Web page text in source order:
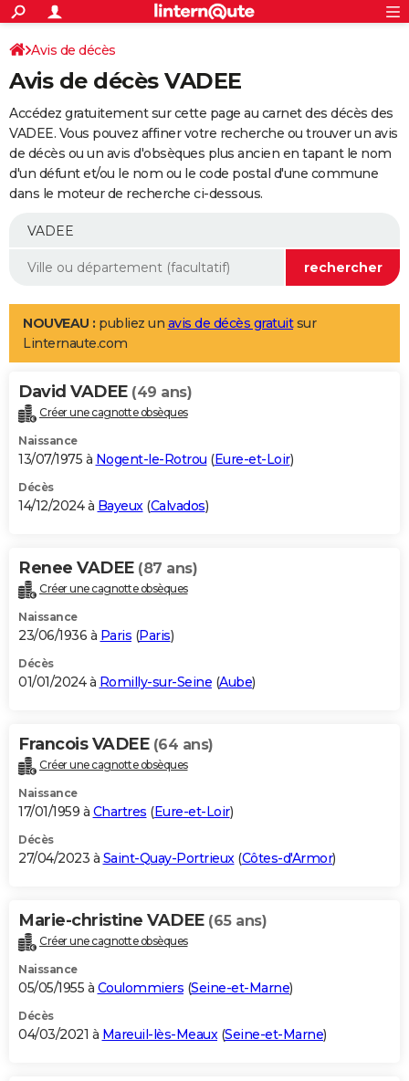
ACTUALITÉS
Politique
Société
Faits Divers
Education
Monde
Villes
+
SPORT
Coupe du monde 2026
Football
Tennis
Cyclisme
Rugby
Forum
Programme TV
TNT
Streaming
Cinéma
Sorties cinéma
Musique
+
FINANCE
Retraite
Impôts
Epargne
Immobilier
Risques naturels par ville
Banque
Assurance
Crédit
AUTO
Essais
Réserver un essai
Citadines
Berlines
SUV
Forum auto
+
Mobiles
Meilleur smartphone
Internet
Ordinateurs
Jeux vidéo
Guide high-tech
Aménagement intérieur
LIFESTYLE
Art de vivre
Bien-être
Loisirs
Mode
Modes de vie
Alimentation
Guide de la santé
Maladies
Médicaments
Sommeil
VOYAGE
Destinations
City break
Voyage nature
Voyage de noces
Forum
Climat
+PHOTO
GUIDES D'ACHAT
BONS PLANS
Carte de Noël
Carte Bonne année
Carte Saint-Valentin
Carte Pâques
Carte d'anniversaire
DICTIONNAIRE
Dictionnaire
Biographies
Citations
Expressions
Proverbes
PROGRAMME TV
S'inscrire
Se connecter
Lycées
Collèges
Primaires
Universités
Entreprises
Service militaire
Avis de recherche
AVIS DE DÉCÈS
Bricolage
Lifestyle
Culture
Sport
Auto
Television
Voyage
Cinema
Avis de décès
Avis de décès VADEE
Accédez gratuitement sur cette page au carnet des décès des
VADEE. Vous pouvez affiner votre recherche ou trouver un avis
de décès ou un avis d'obsèques plus ancien en tapant le nom
d'un défunt et/ou le nom ou le code postal d'une commune
dans le moteur de recherche ci-dessous.
NOUVEAU : publiez un avis de décès gratuitsur
Linternaute.com
David VADEE (49 ans)
Créer une cagnotte obsèques
Naissance
13/07/1975 à Nogent-le-Rotrou (Eure-et-Loir)
Décès
14/12/2024 à Bayeux(Calvados)
Renee VADEE (87 ans)
Créer une cagnotte obsèques
Naissance
23/06/1936 à Paris (Paris)
Décès
01/01/2024 à Romilly-sur-Seine (Aube)
Francois VADEE (64 ans)
Créer une cagnotte obsèques
Naissance
17/01/1959 à Chartres (Eure-et-Loir)
Décès
27/04/2023 à Saint-Quay-Portrieux(Côtes-d'Armor)
Marie-christine VADEE (65 ans)
Créer une cagnotte obsèques
Naissance
05/05/1955 à Coulommiers (Seine-et-Marne)
Décès
04/03/2021 à Mareuil-lès-Meaux (Seine-et-Marne)